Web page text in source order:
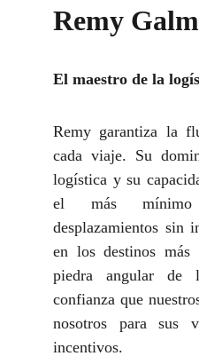
Remy
El maestro de la
Remy garantiza la
cada viaje. Su
logística y su
el más mínimo
desplazamientos sin
en los destinos
piedra angular
confianza que
nosotros para sus
incentivos.